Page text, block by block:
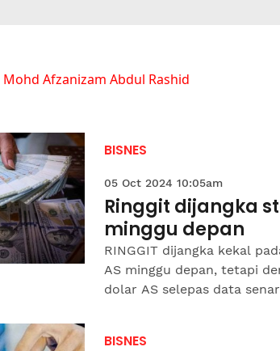
Mohd Afzanizam Abdul Rashid
BISNES
05 Oct 2024 10:05am
Ringgit dijangka
minggu depan
RINGGIT dijangka kekal
AS minggu depan, tetapi
dolar AS selepas data
BISNES